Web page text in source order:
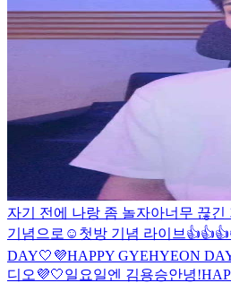
자기 전에 나랑 좀 놀자아너무 끊긴
기념으로☺️ 첫방 기념 라이브
DAY🤍 💜HAPPY GYEHYEON
디오💜🤍일요일엔 김용승안녕!